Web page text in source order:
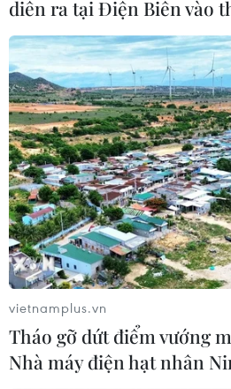
TIN CÙNG CHUYÊN MỤC
Xem trực tiếp Việt Nam-
tại ASEAN Cup 2026 trên
07/08/2026 09:49
Nhận định Singapore
Indonesia (20h ngày 7/8):
đấu giành tấm vé bán kết duy
diễn ra tại Điện Biên vào
vietnamplus.vn
Tháo gỡ dứt điểm vướng
Nhà máy điện hạt nhân